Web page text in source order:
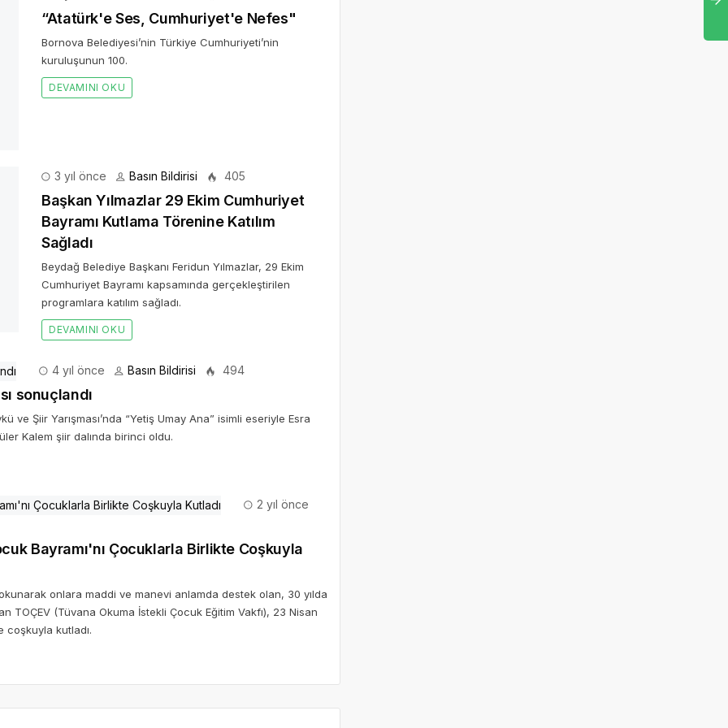
100.
Bayramı kapsamında gerçekleştirilen programlara
4 yıl önce Basın Bildirisi 494
sonuçlandı
ve Şiir Yarışması’nda “Yetiş Umay Ana” isimli eseriyle Esra
Kalem şiir dalında birinci oldu.
Bayramı'nı Çocuklarla Birlikte Coşkuyla
(Tüvana Okuma İstekli Çocuk Eğitim Vakfı), 23 Nisan
kutladı.